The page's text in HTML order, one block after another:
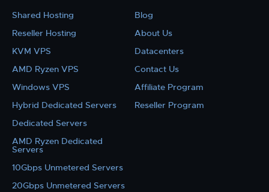
Shared Hosting
Reseller Hosting
KVM VPS
AMD Ryzen VPS
Windows VPS
Hybrid Dedicated Servers
Dedicated Servers
AMD Ryzen Dedicated
Servers
10Gbps Unmetered Servers
20Gbps Unmetered Servers
Blog
About Us
Datacenters
Contact Us
Affiliate Program
Reseller Program